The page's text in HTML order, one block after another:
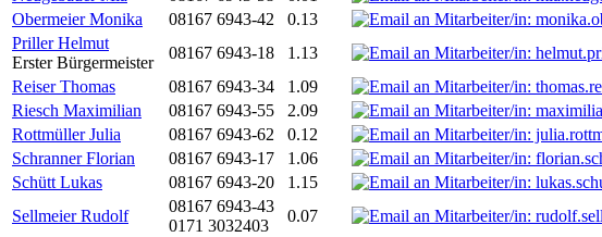
Obermeier Monika
08167 6943-42 0.13
Priller Helmut
Erster Bürgermeister
08167 6943-18 1.13
Reiser Thomas
08167 6943-34 1.09
Riesch Maximilian
08167 6943-55 2.09
Rottmüller Julia
08167 6943-62 0.12
Schranner Florian
08167 6943-17 1.06
Schütt Lukas
08167 6943-20 1.15
Sellmeier Rudolf
08167 6943-43
0171 3032403
0.07